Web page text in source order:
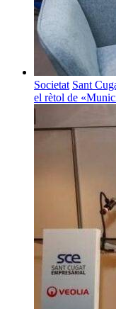
Societat Sant
el rètol de